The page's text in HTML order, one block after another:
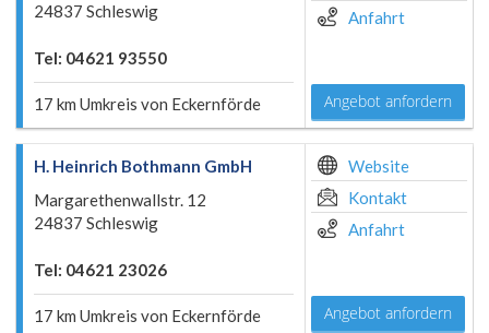
24837 Schleswig
Tel: 04621 93550
17 km Umkreis von Eckernförde
Anfahrt
Angebot anfordern
H. Heinrich Bothmann GmbH
Margarethenwallstr. 12
24837 Schleswig
Tel: 04621 23026
17 km Umkreis von Eckernförde
Website
Kontakt
Anfahrt
Angebot anfordern